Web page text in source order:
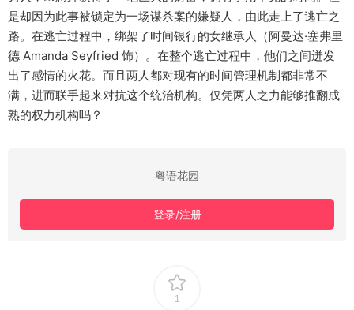
是却因为此事被锁定为一场谋杀案的嫌疑人，由此走上了逃亡之
路。在逃亡过程中，绑架了时间银行的女继承人（阿曼达·塞弗里
德 Amanda Seyfried 饰）。在整个逃亡过程中，他们之间迸发
出了感情的火花。而且两人都对现有的时间管理机制都非常不
满，进而联手起来对抗这个统治机构。仅凭两人之力能够推翻成
熟的权力机构吗？
粤语花园
登录/注册
1